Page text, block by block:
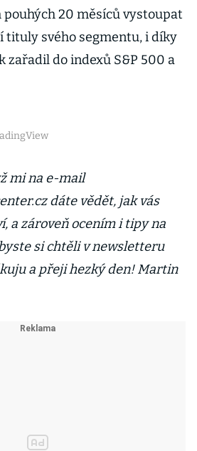
pouhých 20 měsíců vystoupat
tituly svého segmentu, i díky
zařadil do indexů S&P 500 a
mi na e-mail
dáte vědět, jak vás
a zároveň ocením i tipy na
si chtěli v newsletteru
a přeji hezký den! Martin